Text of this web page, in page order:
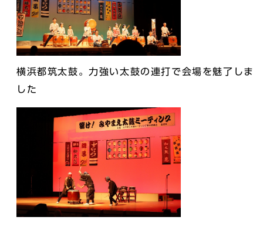
横浜都筑太鼓。力強い太鼓の連打で会場を魅了しま
した